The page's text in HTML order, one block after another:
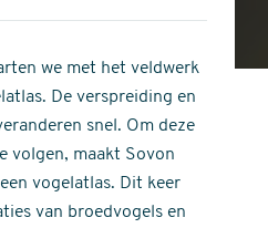
we met het veldwerk
De verspreiding en
snel. Om deze
volgen, maakt Sovon
vogelatlas. Dit keer
van broedvogels en